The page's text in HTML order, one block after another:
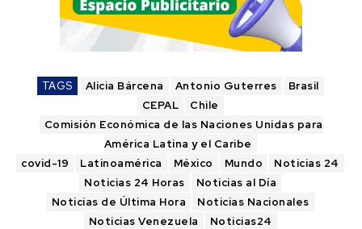
TAGS Alicia Bárcena Antonio Guterres
Brasil
CEPAL
Chile
Comisión Económica de las Naciones Unidas para
América Latina y el Caribe
covid-19
Latinoamérica México Mundo
Noticias 24
Noticias 24 Horas
Noticias al Día
Noticias de Última Hora
Noticias Nacionales
Noticias Venezuela
Noticias24